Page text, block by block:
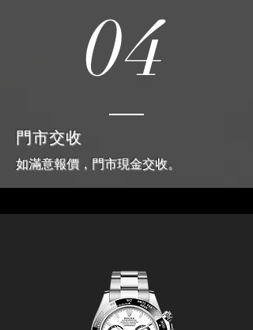
04
門市交收
如滿意報價，門市現金交收。